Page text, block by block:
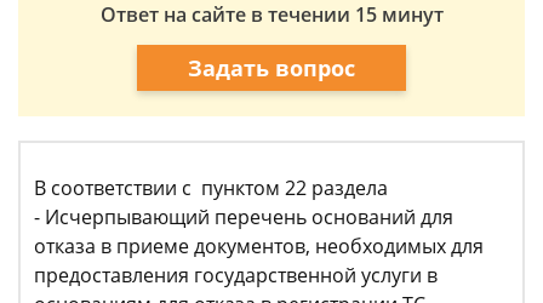
Ответ на сайте в течении 15 минут
Задать вопрос
В соответствии с пунктом 22 раздела
- Исчерпывающий перечень оснований для
отказа в приеме документов, необходимых для
предоставления государственной услуги в